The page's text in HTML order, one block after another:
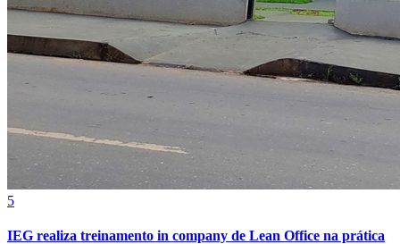
Athletico-PR
5
IEG realiza treinamento in company de Lean Office na prática